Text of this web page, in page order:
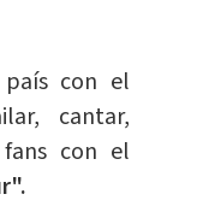
con el
cantar,
con el